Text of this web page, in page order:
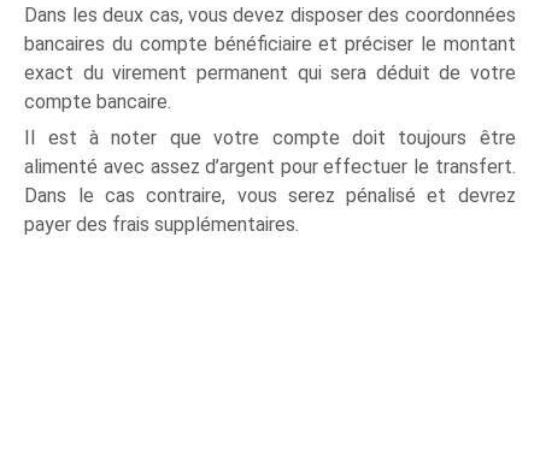
Dans les deux cas, vous devez disposer des coordonnées
bancaires du compte bénéficiaire et préciser le montant
exact du virement permanent qui sera déduit de votre
compte bancaire.
Il est à noter que votre compte doit toujours être
alimenté avec assez d’argent pour effectuer le transfert.
Dans le cas contraire, vous serez pénalisé et devrez
payer des frais supplémentaires.